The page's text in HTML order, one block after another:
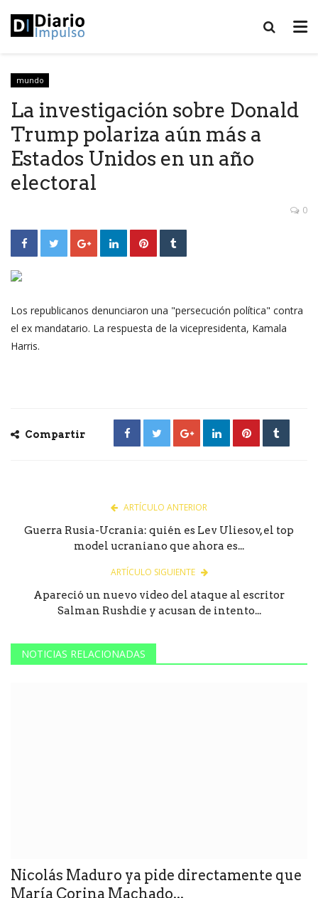
mundo
La investigación sobre Donald
Trump polariza aún más a
Estados Unidos en un año
electoral
0
Los republicanos denunciaron una "persecución política" contra
el ex mandatario. La respuesta de la vicepresidenta, Kamala
Harris.
Compartir
ARTÍCULO ANTERIOR
Guerra Rusia-Ucrania: quién es Lev Uliesov, el top
model ucraniano que ahora es...
ARTÍCULO SIGUIENTE
Apareció un nuevo video del ataque al escritor
Salman Rushdie y acusan de intento...
NOTICIAS RELACIONADAS
Nicolás Maduro ya pide directamente que
María Corina Machado...